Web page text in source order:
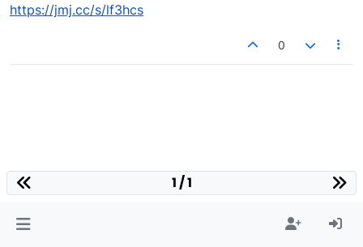
https://jmj.cc/s/lf3hcs
0
1 / 1